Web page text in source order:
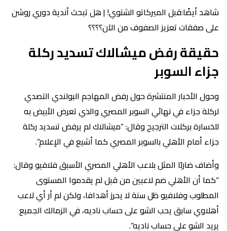
شاهد أيضًا:قبل الميركاتو الشتوي! | هل تبحث أندية دوري روشن
على صفقات تعزيز الصفوف من الآن؟؟؟؟
حقيقة رفض ميشالاك تسديد ركلة
جزاء السوبر
وحول الأخبار المنتشرة حول رفض المهاجم البولندي التصدي
لركلة جزاء في نهائي السوبر المصري والذي تعرض الأبيض به
للخسارة بركلات الترجيح وقال: “ميشالاك لم يرفض تسديد ركلة
جزاء أمام الأهلي بالسوبر المصري كما أشيع في الإعلام”.
وأضاف ضاربًا المثل بلاعب الأهلي المصري الأسبق فلافيو وقال:
“كما أن الأهلي ضم لاعبين من قبل لم يقدموا المستوى
المطلوب وفلافيو ظل سنة لا يحرز أهدافا، ولكن لم أر أي لاعب
أهلاوي سابق يحب الشو على حساب ناديه، في الزمالك الجميع
يريد الشو على حساب ناديه”.